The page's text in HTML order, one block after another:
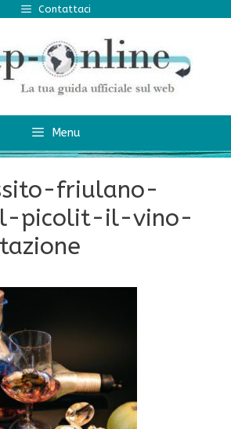
Contattaci
Menu
friulano-
picolit-il-vino-